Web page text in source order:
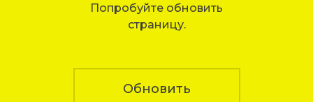
Попробуйте обновить
страницу.
Обновить